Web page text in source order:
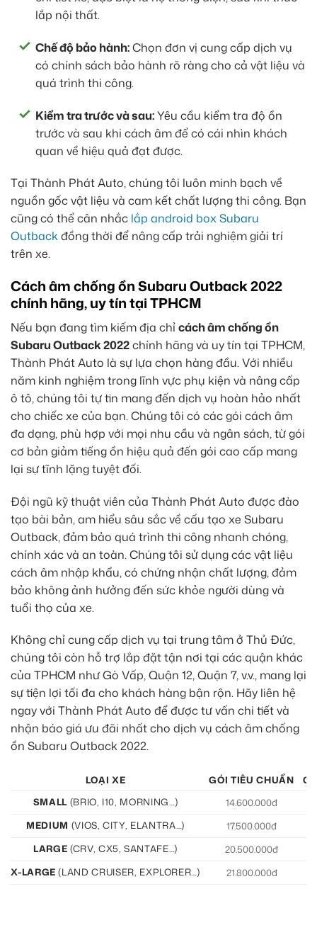
lắp nội thất.
Chế độ bảo hành:Chọn đơn vị cung cấp dịch vụ
có chính sách bảo hành rõ ràng cho cả vật liệu và
quá trình thi công.
Kiểm tra trước và sau:Yêu cầu kiểm tra độ ồn
trước và sau khi cách âm để có cái nhìn khách
quan về hiệu quả đạt được.
Tại Thành Phát Auto, chúng tôi luôn minh bạch về
nguồn gốc vật liệu và cam kết chất lượng thi công. Bạn
cũng có thể cân nhắc lắp android box Subaru
Outbackđồng thời để nâng cấp trải nghiệm giải trí
trên xe.
Cách âm chống ồn Subaru Outback 2022
chính hãng, uy tín tại TPHCM
Nếu bạn đang tìm kiếm địa chỉcách âm chống ồn
Subaru Outback 2022chính hãng và uy tín tại TPHCM,
Thành Phát Auto là sự lựa chọn hàng đầu. Với nhiều
năm kinh nghiệm trong lĩnh vực phụ kiện và nâng cấp
ô tô, chúng tôi tự tin mang đến dịch vụ hoàn hảo nhất
cho chiếc xe của bạn. Chúng tôi có các gói cách âm
đa dạng, phù hợp với mọi nhu cầu và ngân sách, từ gói
cơ bản giảm tiếng ồn hiệu quả đến gói cao cấp mang
lại sự tĩnh lặng tuyệt đối.
Đội ngũ kỹ thuật viên của Thành Phát Auto được đào
tạo bài bản, am hiểu sâu sắc về cấu tạo xe Subaru
Outback, đảm bảo quá trình thi công nhanh chóng,
chính xác và an toàn. Chúng tôi sử dụng các vật liệu
cách âm nhập khẩu, có chứng nhận chất lượng, đảm
bảo không ảnh hưởng đến sức khỏe người dùng và
tuổi thọ của xe.
Không chỉ cung cấp dịch vụ tại trung tâm ở Thủ Đức,
chúng tôi còn hỗ trợ lắp đặt tận nơi tại các quận khác
của TPHCM như Gò Vấp, Quận 12, Quận 7, v.v., mang lại
sự tiện lợi tối đa cho khách hàng bận rộn. Hãy liên hệ
ngay với Thành Phát Auto để được tư vấn chi tiết và
nhận báo giá ưu đãi nhất cho dịch vụ cách âm chống
ồn Subaru Outback 2022.
LOẠI XE GÓI TIÊU CHUẨN
SMALL (BRIO, I10, MORNING…) 14.600.000đ
MEDIUM (VIOS, CITY, ELANTRA…) 17.500.000đ
LARGE (CRV, CX5, SANTAFE…) 20.500.000đ
X-LARGE(LAND CRUISER, EXPLORER…) 21.800.000đ